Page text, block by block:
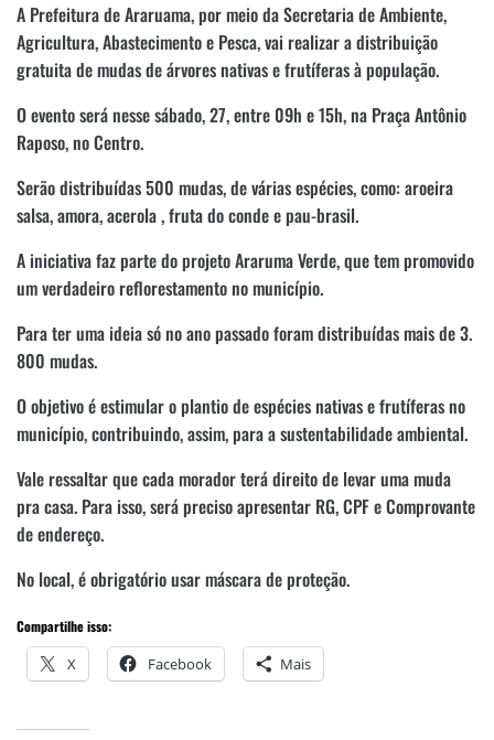
A Prefeitura de Araruama, por meio da Secretaria de Ambiente,
Agricultura, Abastecimento e Pesca, vai realizar a distribuição
gratuita de mudas de árvores nativas e frutíferas à população.
O evento será nesse sábado, 27, entre 09h e 15h, na Praça Antônio
Raposo, no Centro.
Serão distribuídas 500 mudas, de várias espécies, como: aroeira
salsa, amora, acerola , fruta do conde e pau-brasil.
A iniciativa faz parte do projeto Araruma Verde, que tem promovido
um verdadeiro reflorestamento no município.
Para ter uma ideia só no ano passado foram distribuídas mais de 3.
800 mudas.
O objetivo é estimular o plantio de espécies nativas e frutíferas no
município, contribuindo, assim, para a sustentabilidade ambiental.
Vale ressaltar que cada morador terá direito de levar uma muda
pra casa. Para isso, será preciso apresentar RG, CPF e Comprovante
de endereço.
No local, é obrigatório usar máscara de proteção.
Compartilhe isso:
X Facebook Mais